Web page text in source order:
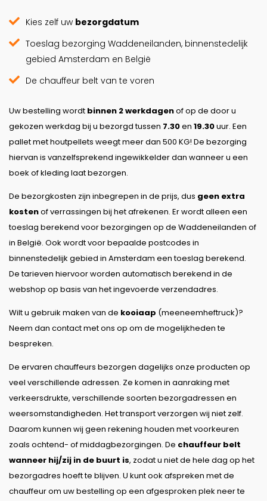
Kies zelf uw bezorgdatum
Toeslag bezorging Waddeneilanden, binnenstedelijk
gebied Amsterdam en België
De chauffeur belt van te voren
Uw bestelling wordt binnen 2 werkdagenof op de door u
gekozen werkdag bij u bezorgd tussen 7.30en 19.30uur. Een
pallet met houtpellets weegt meer dan 500 KG! De bezorging
hiervan is vanzelfsprekend ingewikkelder dan wanneer u een
boek of kleding laat bezorgen.
De bezorgkosten zijn inbegrepen in de prijs, dus geen extra
kostenof verrassingen bij het afrekenen. Er wordt alleen een
toeslag berekend voor bezorgingen op de Waddeneilanden of
in België. Ook wordt voor bepaalde postcodes in
binnenstedelijk gebied in Amsterdam een toeslag berekend.
De tarieven hiervoor worden automatisch berekend in de
webshop op basis van het ingevoerde verzendadres.
Wilt u gebruik maken van de kooiaap (meeneemheftruck)?
Neem dan contact met ons op om de mogelijkheden te
bespreken.
De ervaren chauffeurs bezorgen dagelijks onze producten op
veel verschillende adressen. Ze komen in aanraking met
verkeersdrukte, verschillende soorten bezorgadressen en
weersomstandigheden. Het transport verzorgen wij niet zelf.
Daarom kunnen wij geen rekening houden met voorkeuren
zoals ochtend- of middagbezorgingen. De chauffeur belt
wanneer hij/zij in de buurt is, zodat u niet de hele dag op het
bezorgadres hoeft te blijven. U kunt ook afspreken met de
chauffeur om uw bestelling op een afgesproken plek neer te